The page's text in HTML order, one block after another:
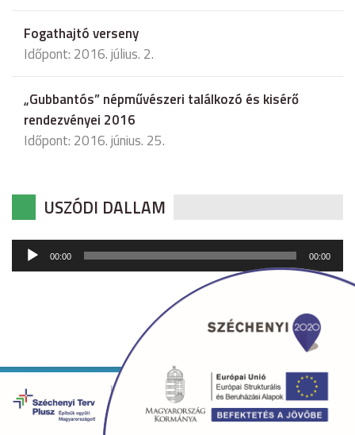
Fogathajtó verseny
Időpont: 2016. július. 2.
„Gubbantós” népművészeri találkozó és kisérő
rendezvényei 2016
Időpont: 2016. június. 25.
USZÓDI DALLAM
Audió
lejátszó
00:00 00:00
Copyright © 2026 uszod.hu Minden jog fenntartva. •
Készítette:fridrik.me